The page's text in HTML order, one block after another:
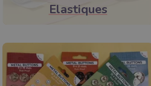
Elastiques